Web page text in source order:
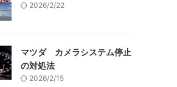
2026/2/22
マツダ カメラシステム停止
の対処法
2026/2/15